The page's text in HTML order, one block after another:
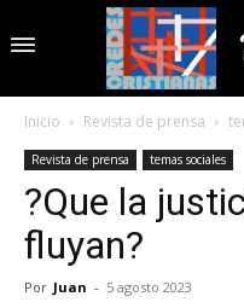
Inicio Revista de prensa
Revista de prensa temas sociales
?Que la
fluyan?
Por Juan - 5 agosto 2023